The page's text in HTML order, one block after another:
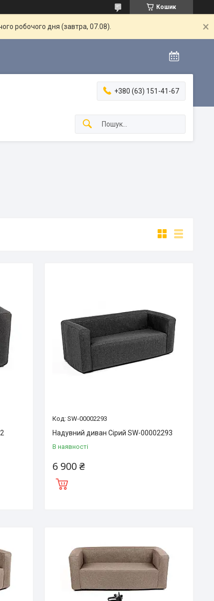
Кошик
робочого дня (завтра, 07.08).
+380 (63) 151-41-67
SW-00002293
Надувний диван Сірий SW-00002293
В наявності
6 900 ₴